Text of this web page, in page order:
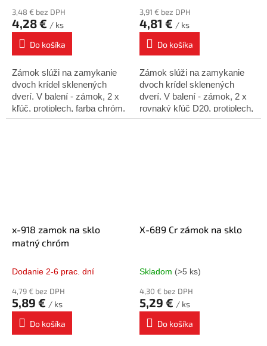
3,48 € bez DPH
4,28 € / ks
Do košíka
Zámok slúži na zamykanie
dvoch krídel sklenených
dverí. V balení - zámok, 2 x
kľúč, protiplech, farba chróm.
3,91 € bez DPH
4,81 € / ks
Do košíka
Zámok slúži na zamykanie
dvoch krídel sklenených
dverí. V balení - zámok, 2 x
rovnaký kľúč D20, protiplech,
farba chróm.
x-918 zamok na sklo
matný chróm
Dodanie 2-6 prac. dní
4,79 € bez DPH
5,89 € / ks
Do košíka
X-689 Cr zámok na sklo
Skladom (>5 ks)
4,30 € bez DPH
5,29 € / ks
Do košíka